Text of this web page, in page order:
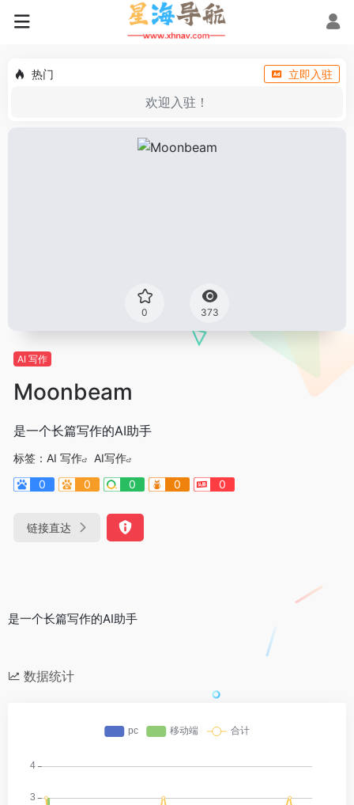
热门 立即入驻
欢迎入驻！
0 373
AI 写作
Moonbeam
是一个长篇写作的AI助手
标签： AI 写作
AI写作
0
0 0 0 0
链接直达
是一个长篇写作的AI助手
数据统计